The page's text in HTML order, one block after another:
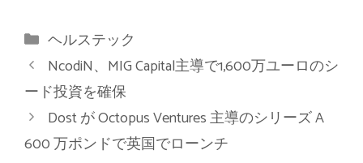
カ
テ
ゴ
リ
ー
ヘルステック
NcodiN、MIG Capital主導で1,600万ユーロのシ
ード投資を確保
Dost が Octopus Ventures 主導のシリーズ A
600 万ポンドで英国でローンチ